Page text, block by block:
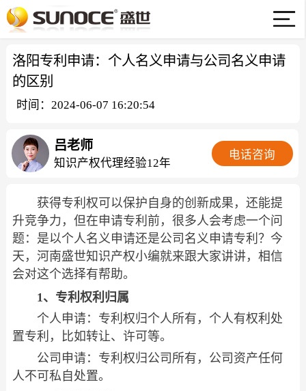
洛阳专利申请：个人名义申请与公司名义申请
的区别
时间：2024-06-07 16:20:54
吕老师
知识产权代理经验12年
电话咨询
获得专利权可以保护自身的创新成果，还能提
升竞争力，但在申请专利前，很多人会考虑一个问
题：是以个人名义申请还是公司名义申请专利？今
天，河南盛世知识产权小编就来跟大家讲讲，相信
会对这个选择有帮助。
1、专利权利归属
个人申请：专利权归个人所有，个人有权利处
置专利，比如转让、许可等。
公司申请：专利权归公司所有，公司资产任何
人不可私自处置。